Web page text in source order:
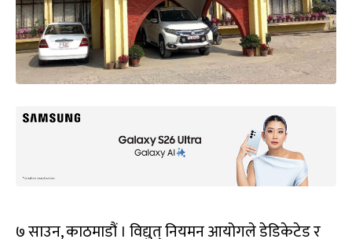
७ साउन, काठमाडौं । विद्युत् नियमन आयोगले डेडिकेटेड र